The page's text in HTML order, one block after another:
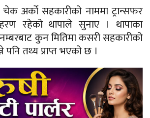
अर्को सहकारीको नाममा ट्रान्सफर
रहेको थापाले सुनाए । थापाका
कुन मितिमा कसरी सहकारीको
तथ्य प्राप्त भएको छ ।